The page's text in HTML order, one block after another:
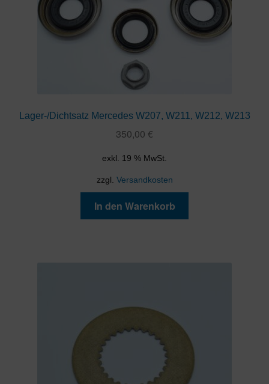
Lager-/Dichtsatz Mercedes W207, W211, W212, W213
350,00 €
exkl. 19 % MwSt.
zzgl. Versandkosten
In den Warenkorb